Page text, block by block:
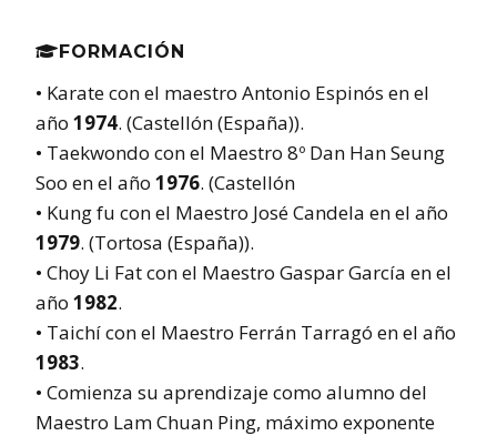
FORMACIÓN
• Karate con el maestro Antonio Espinós en el
año 1974. (Castellón (España)).
• Taekwondo con el Maestro 8º Dan Han Seung
Soo en el año 1976. (Castellón
• Kung fu con el Maestro José Candela en el año
1979. (Tortosa (España)).
• Choy Li Fat con el Maestro Gaspar García en el
año 1982.
• Taichí con el Maestro Ferrán Tarragó en el año
1983.
• Comienza su aprendizaje como alumno del
Maestro Lam Chuan Ping, máximo exponente